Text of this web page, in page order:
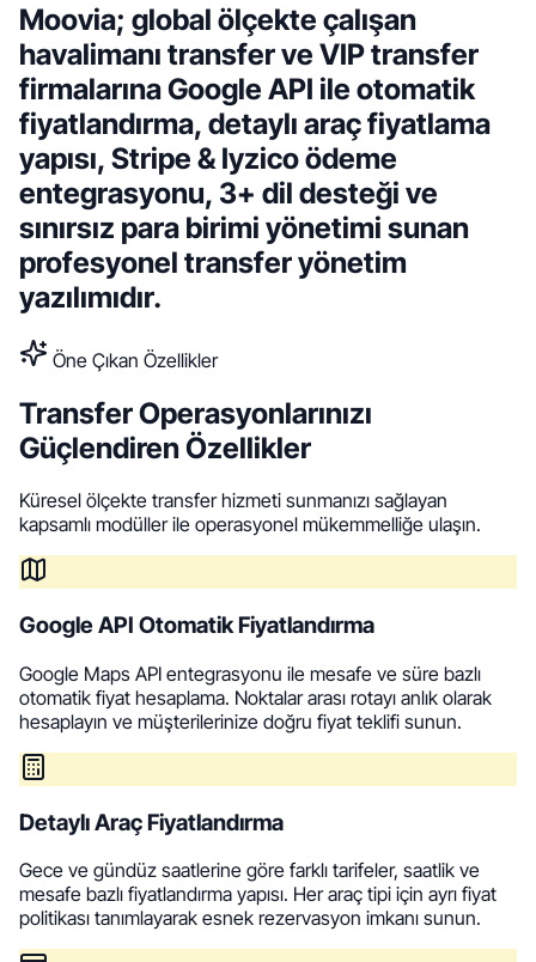
Moovia; global ölçekte çalışan
havalimanı transfer ve VIP transfer
firmalarına Google API ile otomatik
fiyatlandırma, detaylı araç fiyatlama
yapısı, Stripe & Iyzico ödeme
entegrasyonu, 3+ dil desteği ve
sınırsız para birimi yönetimi sunan
profesyonel transfer yönetim
yazılımıdır.
Öne Çıkan Özellikler
Transfer Operasyonlarınızı
Güçlendiren Özellikler
Küresel ölçekte transfer hizmeti sunmanızı sağlayan
kapsamlı modüller ile operasyonel mükemmelliğe ulaşın.
Google API Otomatik Fiyatlandırma
Google Maps API entegrasyonu ile mesafe ve süre bazlı
otomatik fiyat hesaplama. Noktalar arası rotayı anlık olarak
hesaplayın ve müşterilerinize doğru fiyat teklifi sunun.
Detaylı Araç Fiyatlandırma
Gece ve gündüz saatlerine göre farklı tarifeler, saatlik ve
mesafe bazlı fiyatlandırma yapısı. Her araç tipi için ayrı fiyat
politikası tanımlayarak esnek rezervasyon imkanı sunun.